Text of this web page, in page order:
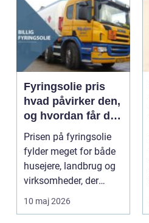
Fyringsolie pris
hvad påvirker den,
og hvordan får du
mest for pengene?
Prisen på fyringsolie
fylder meget for både
husejere, landbrug og
virksomheder, der
opvarmer med oli...
10 maj 2026